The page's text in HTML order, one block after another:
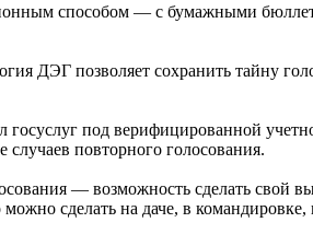
способом — с бумажными
ДЭГ позволяет сохранить тайну
под верифицированной
повторного голосования.
— возможность сделать свой
сделать на даче, в